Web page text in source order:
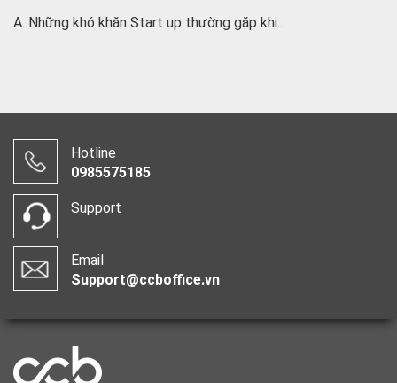
A. Những khó khăn Start up thường gặp khi...
Hotline
0985575185
Support
Email
Support@ccboffice.vn